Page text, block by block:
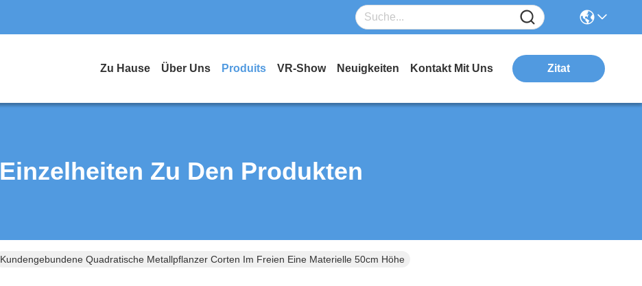
Zu Hause Über Uns Produits VR-Show Neuigkeiten Kontakt Mit Uns Zitat
Einzelheiten Zu Den Produkten
Kundengebundene Quadratische Metallpflanzer Corten Im Freien Eine Materielle 50cm Höhe